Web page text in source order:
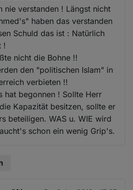
nie verstanden ! Längst nicht
haben das verstanden
Schuld das ist : Natürlich
!
nicht die Bohne !!
den "politischen Islam" in
verbieten !!
hat begonnen ! Sollte Herr
Kapazität besitzen, sollte er
beteiligen. WAS u. WIE wird
schon ein wenig Grip's.